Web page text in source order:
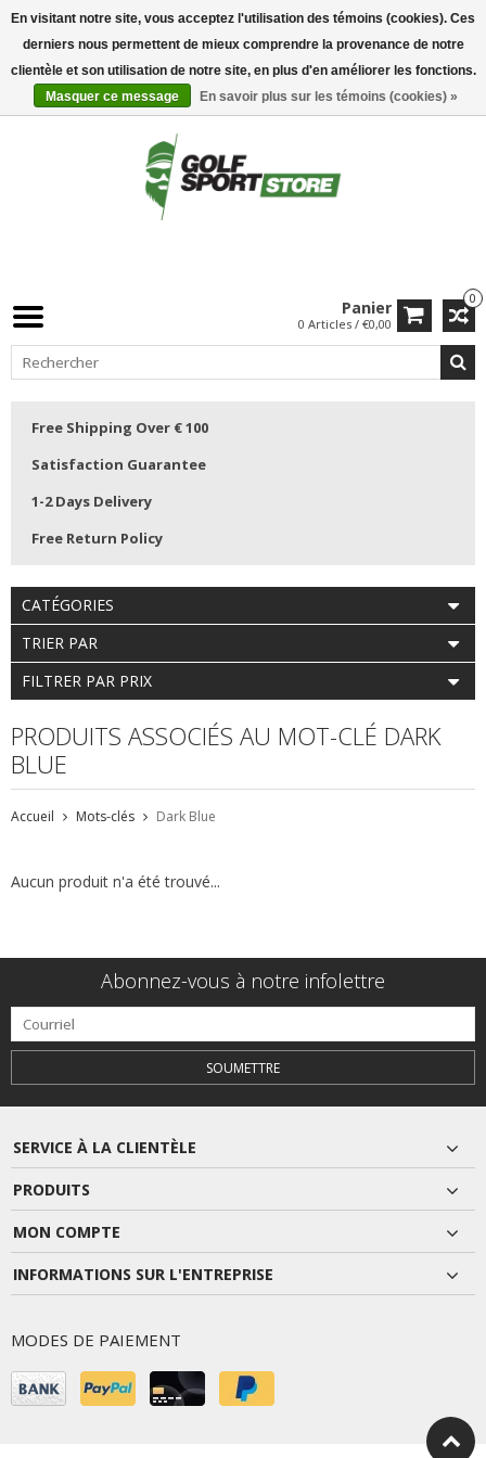
0
Panier
0 Articles / €0,00
Free Shipping Over € 100
Satisfaction Guarantee
1-2 Days Delivery
Free Return Policy
CATÉGORIES
TRIER PAR
FILTRER PAR PRIX
PRODUITS ASSOCIÉS AU MOT-CLÉ DARK
BLUE
Accueil Mots-clés Dark Blue
Aucun produit n'a été trouvé...
Abonnez-vous à notre infolettre
SOUMETTRE
SERVICE À LA CLIENTÈLE
PRODUITS
MON COMPTE
INFORMATIONS SUR L'ENTREPRISE
MODES DE PAIEMENT
En visitant notre site, vous acceptez l'utilisation des témoins (cookies). Ces
derniers nous permettent de mieux comprendre la provenance de notre
clientèle et son utilisation de notre site, en plus d'en améliorer les fonctions.
Masquer ce message
En savoir plus sur les témoins (cookies) »